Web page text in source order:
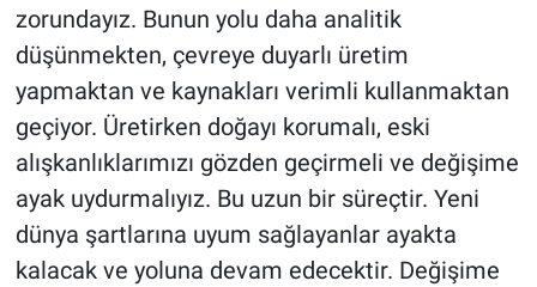
zorundayız. Bunun yolu daha analitik
düşünmekten, çevreye duyarlı üretim
yapmaktan ve kaynakları verimli kullanmaktan
geçiyor. Üretirken doğayı korumalı, eski
alışkanlıklarımızı gözden geçirmeli ve değişime
ayak uydurmalıyız. Bu uzun bir süreçtir. Yeni
dünya şartlarına uyum sağlayanlar ayakta
kalacak ve yoluna devam edecektir. Değişime